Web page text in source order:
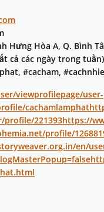
Hưng Hòa A, Q. Bình
cả các ngày trong tuần)
#cacham,
viewprofilepage/user-
cachamlamphat
profile/221393https://
profile/
en/